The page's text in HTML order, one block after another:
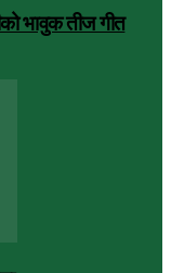
भावुक तीज गीत